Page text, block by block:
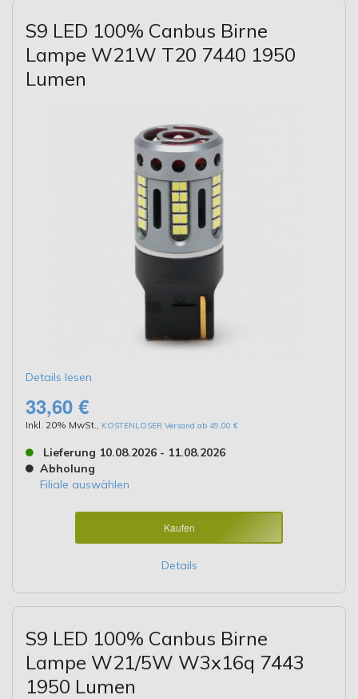
S9 LED 100% Canbus Birne
Lampe W21W T20 7440 1950
Lumen
Details lesen
33,60 €
Inkl. 20% MwSt. KOSTENLOSER Versand ab 49,00 €
Lieferung 10.08.2026 - 11.08.2026
Abholung
Filiale auswählen
Kaufen
Details
S9 LED 100% Canbus Birne
Lampe W21/5W W3x16q 7443
1950 Lumen